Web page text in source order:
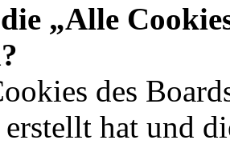
„Alle
des
hat und